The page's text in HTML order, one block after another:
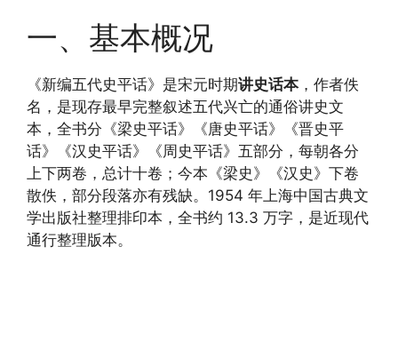
一、基本概况
《新编五代史平话》是宋元时期讲史话本，作者佚
名，是现存最早完整叙述五代兴亡的通俗讲史文
本，全书分《梁史平话》《唐史平话》《晋史平
话》《汉史平话》《周史平话》五部分，每朝各分
上下两卷，总计十卷；今本《梁史》《汉史》下卷
散佚，部分段落亦有残缺。1954 年上海中国古典文
学出版社整理排印本，全书约 13.3 万字，是近现代
通行整理版本。